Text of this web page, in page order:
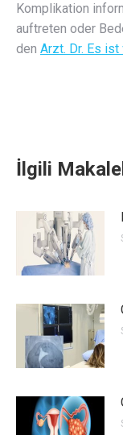
Komplikation
auftreten oder
den Arzt. Dr. Es ist
İlgili